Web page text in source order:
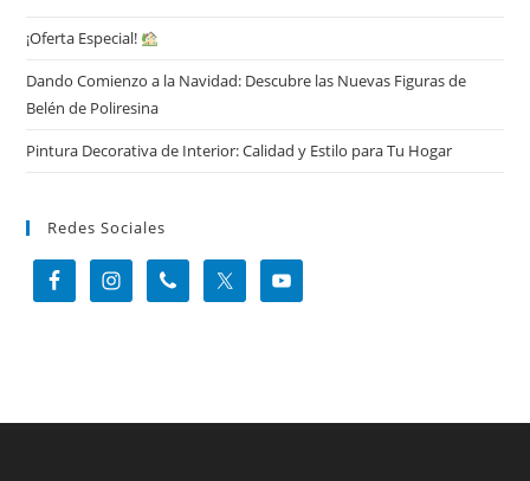
¡Oferta Especial!
Dando Comienzo a la Navidad: Descubre las Nuevas Figuras de
Belén de Poliresina
Pintura Decorativa de Interior: Calidad y Estilo para Tu Hogar
Redes Sociales